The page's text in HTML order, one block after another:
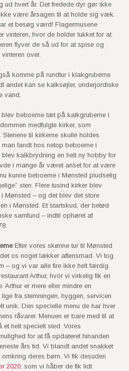
ud hvert år. Det fredede dyr gør ikke
være årsagen til at holde sig væk.
et besøg værd! Flagermusene
vinteren, hvor de holder lukket for at
flyver de så ud for at spise og
over.
komme på rundtur i klakgruberne
andet kan se kalksøjler, underjordiske
vand.
beboerne tæt på kalkgruberne i
medfulgte kirker, som
til kirkerne skulle holdes
fandt hos netop beboerne i
kalkbrydning en helt ny hobby for
i mange år været anset for at være
kunne beboerne i Mønsted pludselig
sten. Flere tusind kirker blev
Mønsted – og det blev det store
i Mønsted. Et startskud, der betød
samfund – indtil ophøret af
Efter vores skønne tur til Mønsted
os noget lækker aftensmad. Vi tog
– og vi var alle fire ikke helt færdig
Arthur, hvor vi virkelig fik en
Arthur er mere eller mindre en
fra stemningen, hyggen, servicen
unik. Den specielle menu de har hver
råvarer. Menuen er bare med til at
helt specielt sted. Vores
for at få opdateret hinanden
års tid. Vi blandt andet snakket
deres børn. Vi fik desuden
2020, som vi håber de fik lidt